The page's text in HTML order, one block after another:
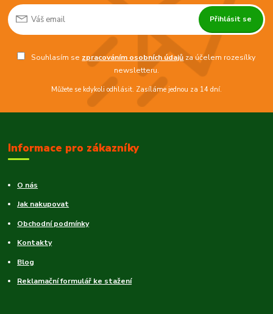
Přihlásit se
Souhlasím se zpracováním osobních údajů za účelem rozesílky
newsletteru.
Můžete se kdykoli odhlásit. Zasíláme jednou za 14 dní.
Informace pro zákazníky
O nás
Jak nakupovat
Obchodní podmínky
Kontakty
Blog
Reklamační formulář ke stažení